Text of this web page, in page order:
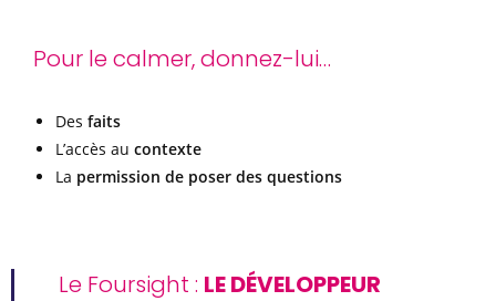
Pour le calmer, donnez-lui…
Des faits
L’accès au contexte
La permission de poser des questions
Le Foursight : LE DÉVELOPPEUR